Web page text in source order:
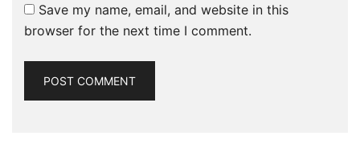
Save my name, email, and website in this
browser for the next time I comment.